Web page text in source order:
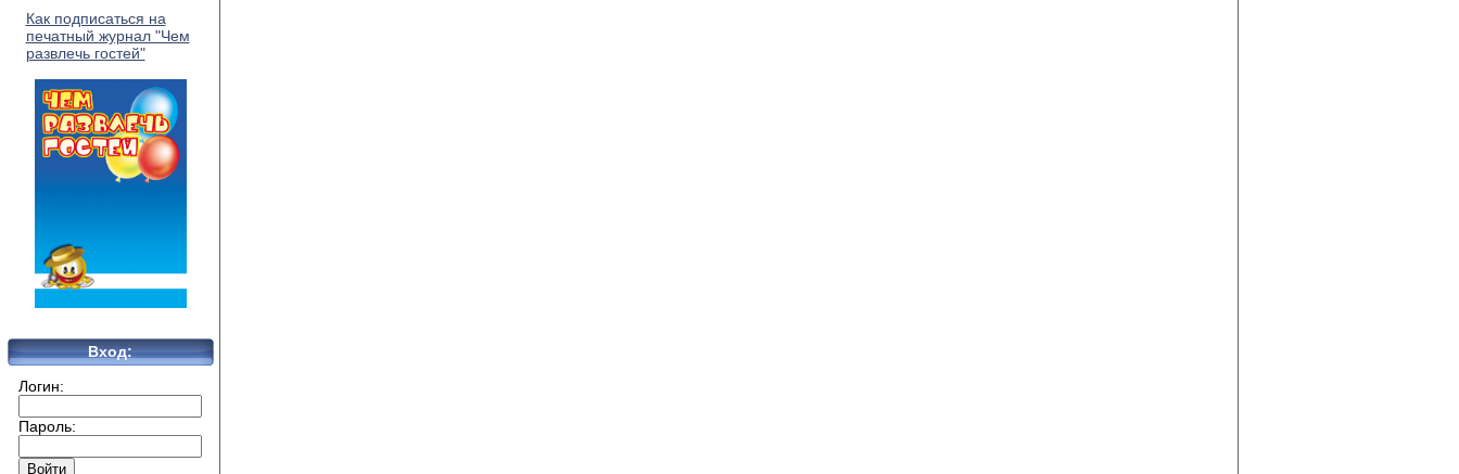
Как подписаться на
печатный журнал "Чем
развлечь гостей"
Вход:
Логин:
Пароль: